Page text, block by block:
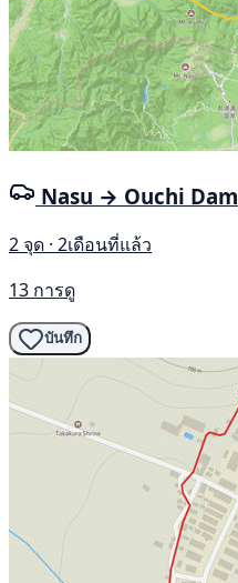
Nasu → Ouchi Dam
2 จุด · 2เดือนที่แล้ว
13 การดู
บันทึก